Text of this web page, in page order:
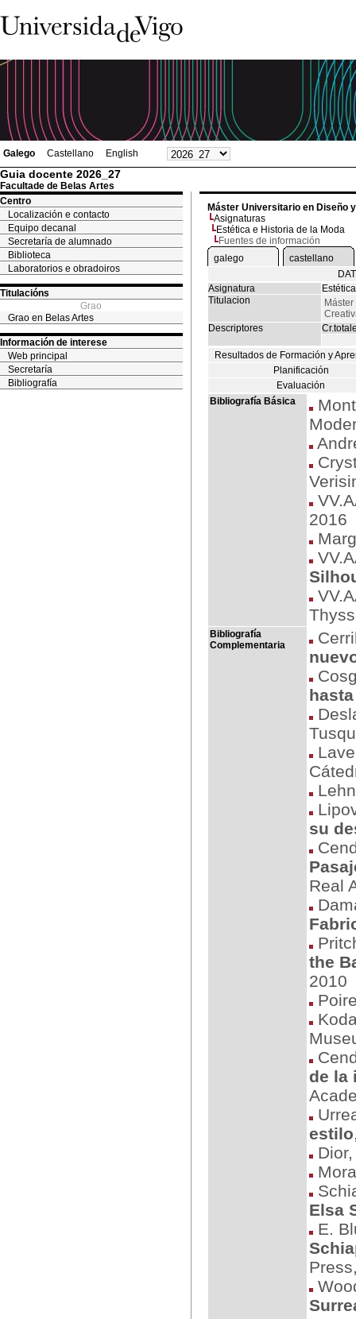
Galego Castellano English
Guia docente 2026_27
Facultade de Belas Artes
Centro
Localización e contacto
Equipo decanal
Secretaría de alumnado
Biblioteca
Laboratorios e obradoiros
Titulacións
Grao
Grao en Belas Artes
Información de interese
Web principal
Secretaría
Bibliografía
Máster Universitario en Diseño
Asignaturas
Estética e Historia de la Moda
Fuentes de información
galego
castellano
Asignatura
Titulacion
Descriptores
Resultados de Formación y
Planificación
Evaluación
Bibliografía Básica
2016
Bibliografía
Complementaria
su
Real
the
2010
de la
estilo
Elsa
E.